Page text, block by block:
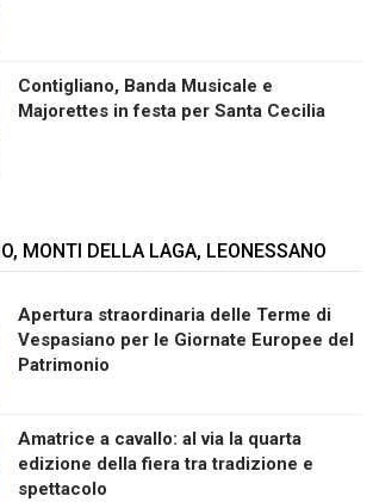
Contigliano, Banda Musicale e
Majorettes in festa per Santa Cecilia
MONTI DELLA LAGA, LEONESSANO
Apertura straordinaria delle Terme di
Vespasiano per le Giornate Europee del
Patrimonio
Amatrice a cavallo: al via la quarta
edizione della fiera tra tradizione e
spettacolo